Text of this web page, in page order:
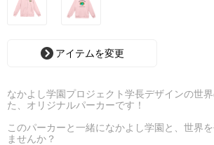
アイテムを変更
なかよし学園プロジェクト学長デザインの世
た、オリジナルパーカーです！
このパーカーと一緒になかよし学園と、世界
ませんか？